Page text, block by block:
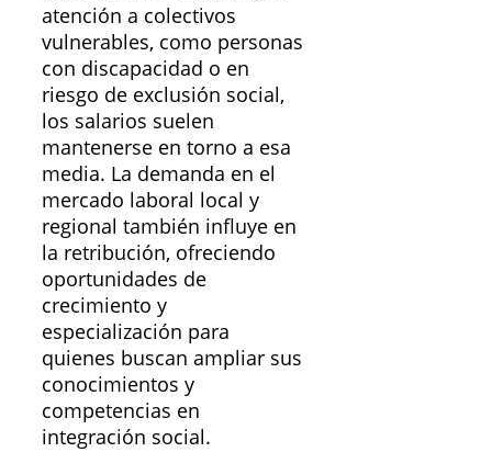
atención a colectivos
vulnerables, como personas
con discapacidad o en
riesgo de exclusión social,
los salarios suelen
mantenerse en torno a esa
media. La demanda en el
mercado laboral local y
regional también influye en
la retribución, ofreciendo
oportunidades de
crecimiento y
especialización para
quienes buscan ampliar sus
conocimientos y
competencias en
integración social.